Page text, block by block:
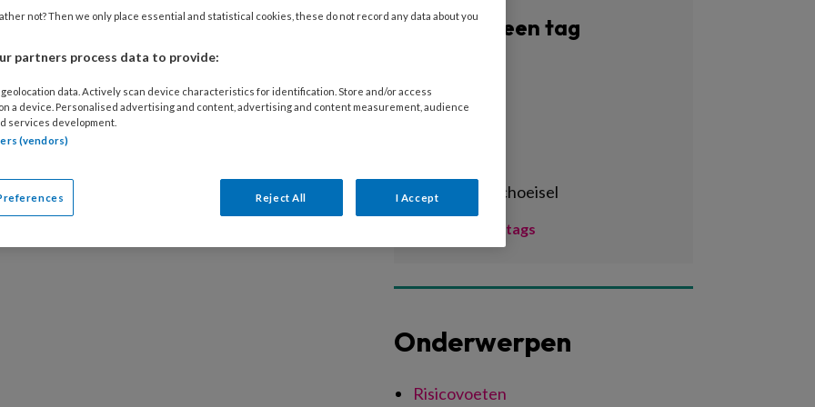
specialistische technieken, over
risicovoeten of samenwerking in de
Filter op een tag
3d-print
aangepast schoeisel
Toon meer tags
Onderwerpen
Risicovoeten
not? Then we only place essential and statistical cookies, these do not record any data about you
partners process data to provide:
data. Actively scan device characteristics for identification. Store and/or access
a device. Personalised advertising and content, advertising and content measurement, audience
services development.
(vendors)
Reject All I Accept